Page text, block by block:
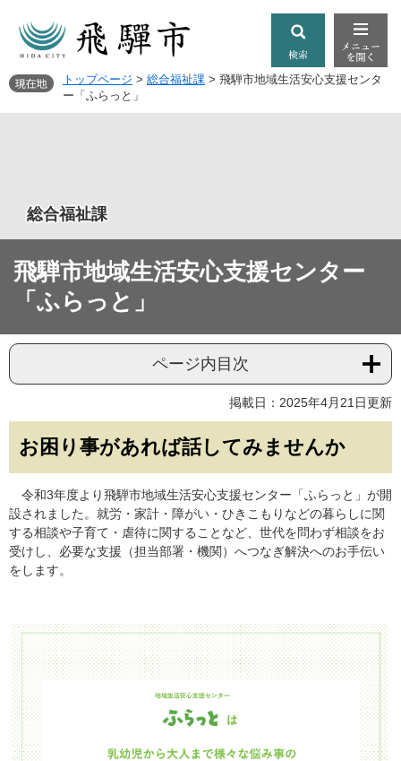
トップページ > 総合福祉課 > 飛騨市地域生活安心支援センタ
ー「ふらっと」
総合福祉課
飛騨市地域生活安心支援センター
「ふらっと」
ページ内目次
掲載日：2025年4月21日更新
お困り事があれば話してみませんか
令和3年度より飛騨市地域生活安心支援センター「ふらっと」が開
設されました。就労・家計・障がい・ひきこもりなどの暮らしに関
する相談や子育て・虐待に関することなど、世代を問わず相談をお
受けし、必要な支援（担当部署・機関）へつなぎ解決へのお手伝い
をします。